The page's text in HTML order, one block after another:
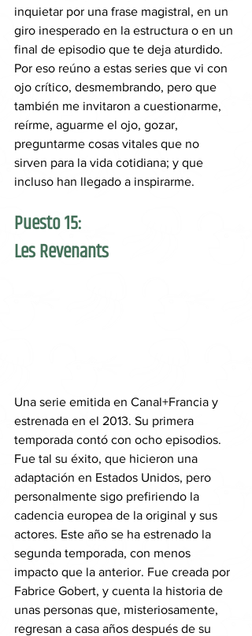
inquietar por una frase magistral, en un
giro inesperado en la estructura o en un
final de episodio que te deja aturdido.
Por eso reúno a estas series que vi con
ojo crítico, desmembrando, pero que
también me invitaron a cuestionarme,
reírme, aguarme el ojo, gozar,
preguntarme cosas vitales que no
sirven para la vida cotidiana; y que
incluso han llegado a inspirarme.
Puesto 15:
Les Revenants
Una serie emitida en Canal+Francia y
estrenada en el 2013. Su primera
temporada contó con ocho episodios.
Fue tal su éxito, que hicieron una
adaptación en Estados Unidos, pero
personalmente sigo prefiriendo la
cadencia europea de la original y sus
actores. Este año se ha estrenado la
segunda temporada, con menos
impacto que la anterior. Fue creada por
Fabrice Gobert, y cuenta la historia de
unas personas que, misteriosamente,
regresan a casa años después de su